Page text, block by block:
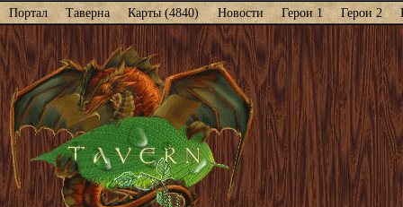
Портал Таверна Карты (4840) Новости Герои 1 Герои 2